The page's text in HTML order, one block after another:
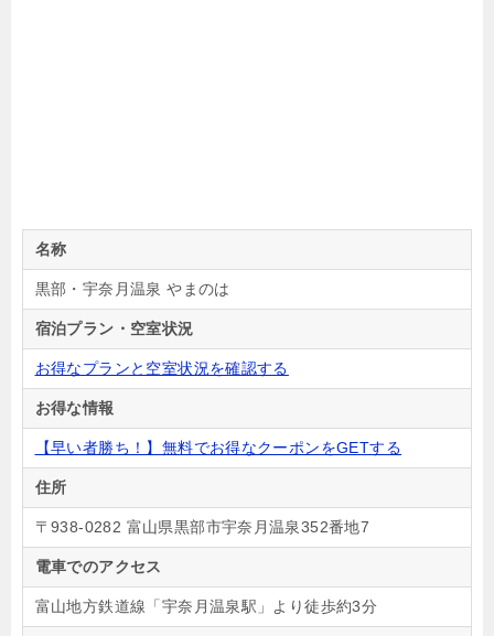
名称
黒部・宇奈月温泉 やまのは
宿泊プラン・空室状況
お得なプランと空室状況を確認する
お得な情報
【早い者勝ち！】無料でお得なクーポンをGETする
住所
〒938-0282 富山県黒部市宇奈月温泉352番地7
電車でのアクセス
富山地方鉄道線「宇奈月温泉駅」より徒歩約3分